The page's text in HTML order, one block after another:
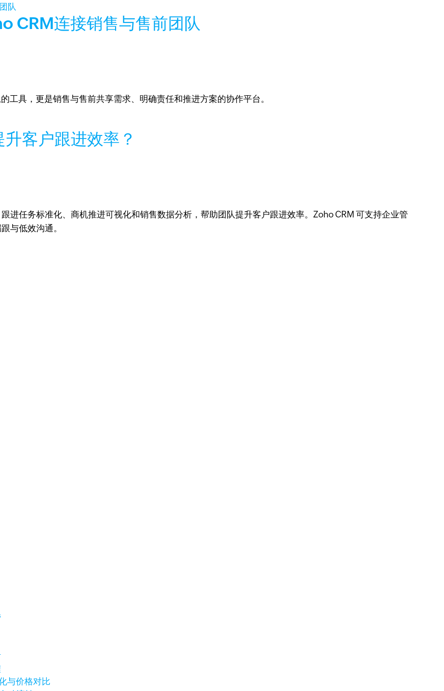
CRM连接销售与售前团队
工具，更是销售与售前共享需求、明确责任和推进方案的协作平台。
客户跟进效率？
进任务标准化、商机推进可视化和销售数据分析，帮助团队提升客户跟进效率。Zoho CRM 可支持企业管
与低效沟通。
与价格对比